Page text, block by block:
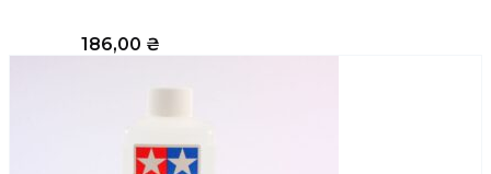
186,00 ₴